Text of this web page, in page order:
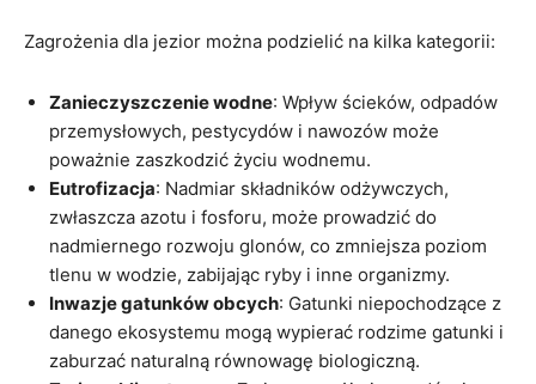
Zagrożenia dla jezior można podzielić na kilka kategorii:
Zanieczyszczenie wodne: Wpływ ścieków, odpadów
przemysłowych, pestycydów i nawozów może
poważnie zaszkodzić życiu wodnemu.
Eutrofizacja: Nadmiar składników odżywczych,
zwłaszcza azotu i fosforu, może prowadzić do
nadmiernego rozwoju glonów, co zmniejsza poziom
tlenu w wodzie, zabijając ryby i inne organizmy.
Inwazje gatunków obcych: Gatunki niepochodzące z
danego ekosystemu mogą wypierać rodzime gatunki i
zaburzać naturalną równowagę biologiczną.